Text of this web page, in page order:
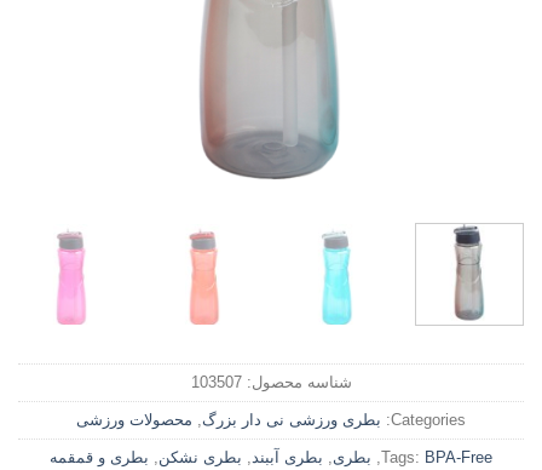
شناسه محصول:103507
Categories: بطری ورزشی نی دار بزرگ محصولات ورزشی
Tags: BPA-Free بطری بطری آببند بطری نشکن
بطری و قمقمه